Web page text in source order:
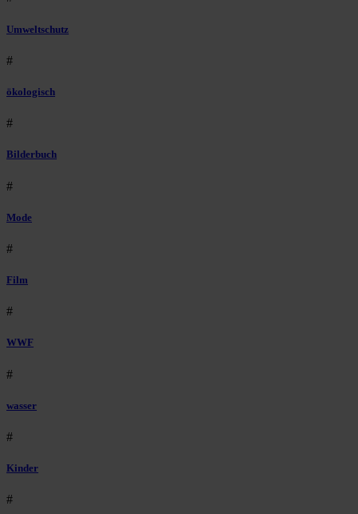
Umweltschutz
#
ökologisch
#
Bilderbuch
#
Mode
#
Film
#
WWF
#
wasser
#
Kinder
#